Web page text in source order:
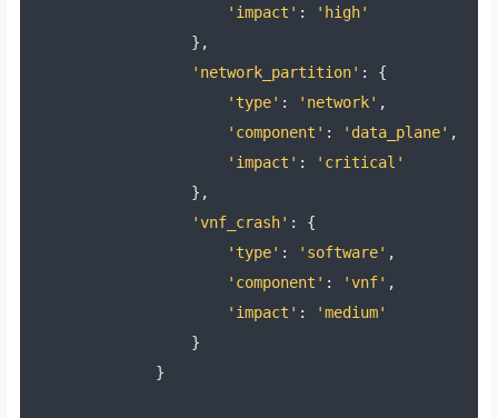
'impact' :
'high'
},
'network_partition' :
{
'type' : 'network' ,
'component' : 'data_plane' ,
'impact' :
'critical'
},
'vnf_crash' :
{
'type' : 'software' ,
'component' : 'vnf' ,
'impact' :
'medium'
}
}